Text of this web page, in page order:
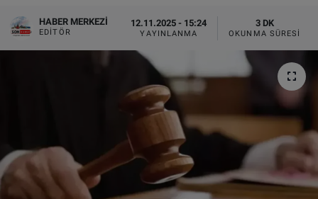
HABER MERKEZI
EDITÖR
12.11.2025 - 15:24
YAYINLANMA
3 DK
OKUNMA SÜRESI
BİLİM-TEKNOLOJİ
SAĞLIK
FOTO GALERİ
ALGEMENE VOORWAARDEN
CONTACT
Çerez Politikası
Haber Arşivi